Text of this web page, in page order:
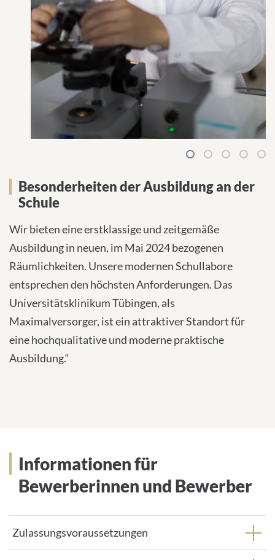
1 2 3 4 5
Besonderheiten der Ausbildung an der
Schule
Wir bieten eine erstklassige und zeitgemäße
Ausbildung in neuen, im Mai 2024 bezogenen
Räumlichkeiten. Unsere modernen Schullabore
entsprechen den höchsten Anforderungen. Das
Universitätsklinikum Tübingen, als
Maximalversorger, ist ein attraktiver Standort für
eine hochqualitative und moderne praktische
Ausbildung.“
Informationen für Bewerberinnen
und Bewerber
Informationen für
Bewerberinnen und Bewerber
Zulassungsvoraussetzungen